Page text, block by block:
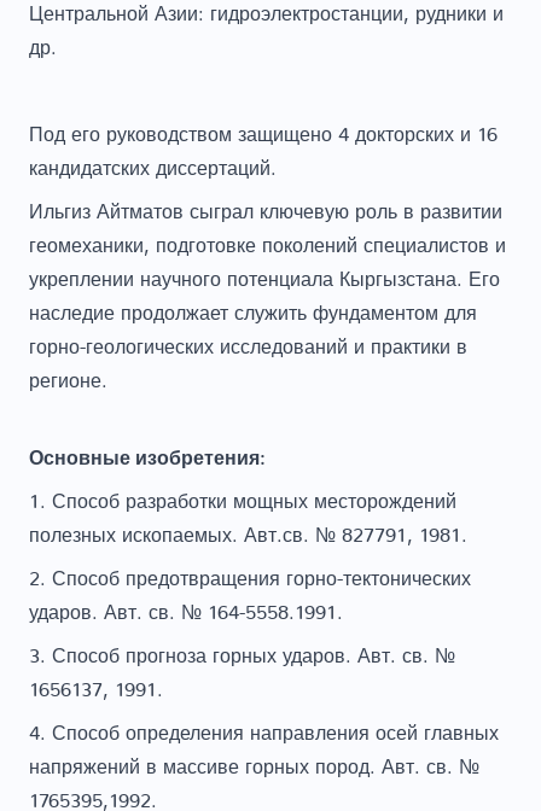
Центральной Азии: гидроэлектростанции, рудники и
др.
Под его руководством защищено 4 докторских и 16
кандидатских диссертаций.
Ильгиз Айтматов сыграл ключевую роль в развитии
геомеханики, подготовке поколений специалистов и
укреплении научного потенциала Кыргызстана. Его
наследие продолжает служить фундаментом для
горно-геологических исследований и практики в
регионе.
Основные изобретения:
1. Способ разработки мощных месторождений
полезных ископаемых. Авт.св. № 827791, 1981.
2. Способ предотвращения горно-тектонических
ударов. Авт. св. № 164-5558.1991.
3. Способ прогноза горных ударов. Авт. св. №
1656137, 1991.
4. Способ определения направления осей главных
напряжений в массиве горных пород. Авт. св. №
1765395,1992.